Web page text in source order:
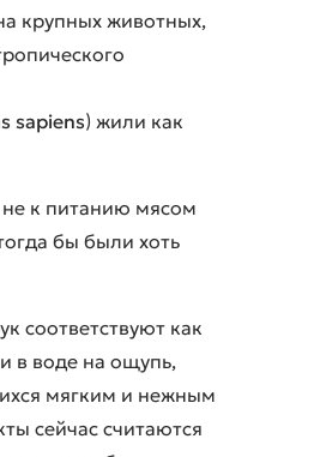
крупных животных,
sapiens) жили как
не к питанию мясом
бы были хоть
соответствуют как
в воде на ощупь,
мягким и нежным
сейчас считаются